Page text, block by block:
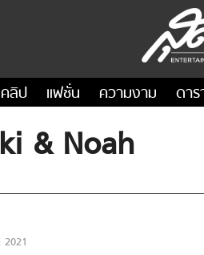
คลิป แฟชั่น ความงาม ดาร
& Noah